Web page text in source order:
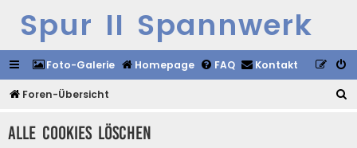
Spur II Spannwerk
Foto-Galerie Homepage FAQ Kontakt
Foren-Übersicht
Alle Cookies löschen